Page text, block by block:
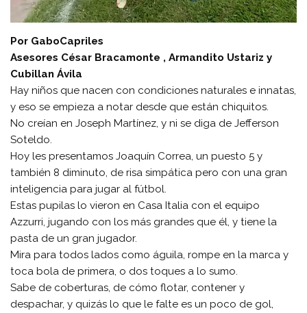
Por GaboCapriles
Asesores César Bracamonte , Armandito Ustariz y
Cubillan Ávila
Hay niños que nacen con condiciones naturales e innatas,
y eso se empieza a notar desde que están chiquitos.
No creían en Joseph Martínez, y ni se diga de Jefferson
Soteldo.
Hoy les presentamos Joaquín Correa, un puesto 5 y
también 8 diminuto, de risa simpática pero con una gran
inteligencia para jugar al fútbol.
Estas pupilas lo vieron en Casa Italia con el equipo
Azzurri, jugando con los más grandes que él, y tiene la
pasta de un gran jugador.
Mira para todos lados como águila, rompe en la marca y
toca bola de primera, o dos toques a lo sumo.
Sabe de coberturas, de cómo flotar, contener y
despachar, y quizás lo que le falte es un poco de gol,